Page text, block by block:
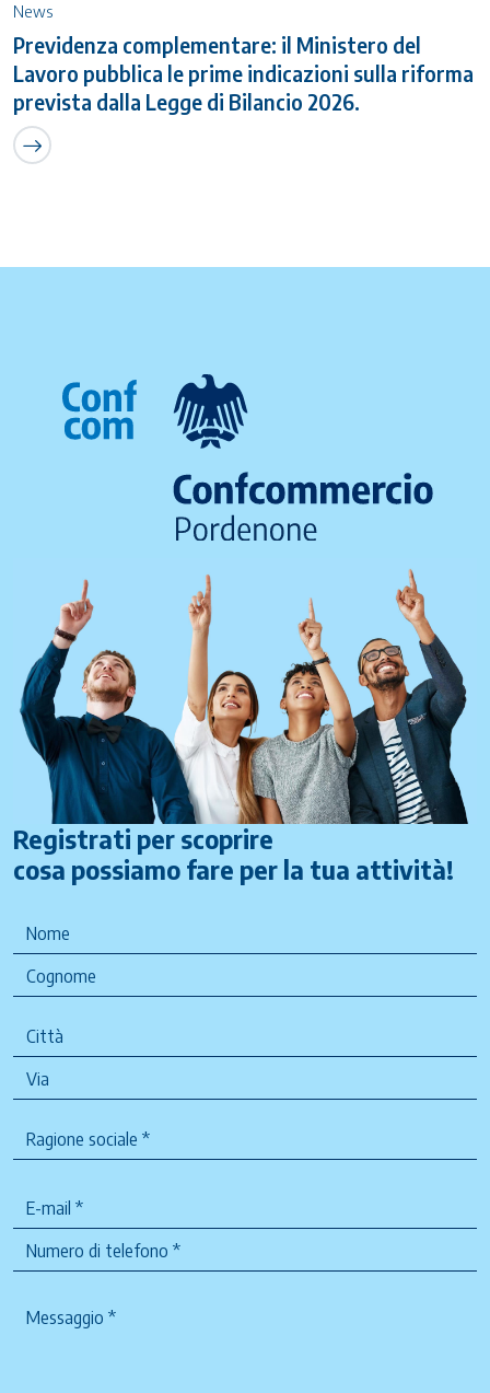
News
Previdenza complementare: il Ministero del
Lavoro pubblica le prime indicazioni sulla riforma
prevista dalla Legge di Bilancio 2026.
Registrati per scoprire
cosa possiamo fare per la tua attività!